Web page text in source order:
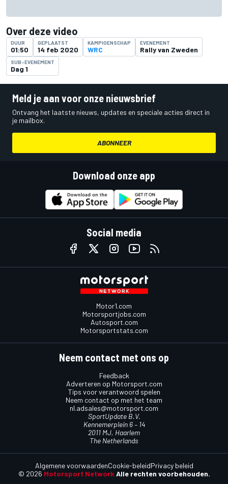
Over deze video
DUUR
01:50
GEPLAATST
14 feb 2020
KAMPIOENSCHAP
WRC
EVENEMENT
Rally van Zweden
SUB-EVENEMENT
Dag 1
Meld je aan voor onze nieuwsbrief
Ontvang het laatste nieuws, updates en speciale acties direct in
je mailbox.
ABONNEER
Download onze app
Social media
Motor1.com
Motorsportjobs.com
Autosport.com
Motorsportstats.com
Neem contact met ons op
Feedback
Adverteren op Motorsport.com
Tips voor verantwoord spelen
Neem contact op met het team
nl.adsales@motorsport.com
SportUpdate B.V.
Kennemerplein 6 – 14
2011 MJ, Haarlem
The Netherlands
© 2026 Motorsport Network Alle rechten voorbehouden.
Algemene voorwaardenCookie-beleidPrivacy beleid